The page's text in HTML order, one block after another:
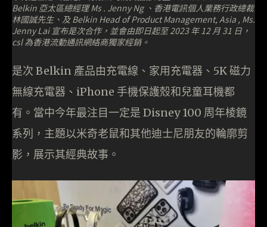
Belkin 亞太區總經理 Ms . Jenny Ng 、香港電訊個人業務行政總裁
林國誠先生、及 Belkin Head of Product Management, Asia , Ms.
Jenny Lai 宣布是次合作，並會由即日起至 2023 年 12 月 31 日，
csl 為香港流動通訊網絡商獨家經銷。
是次 Belkin 產品由充電線、家用充電器、5K 磁力
無線充電器、iPhone 手機保護殼和兒童耳機都
有。當中今年最注目一定是 Disney 100 周年棱鏡
系列，主題以米奇老鼠和其他迪士尼朋友的輪廓剪
影，展示其經典故事。